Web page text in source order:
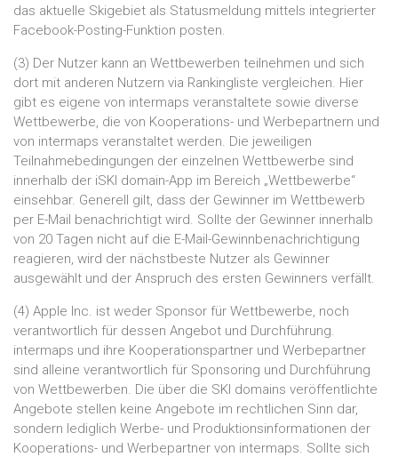
das aktuelle Skigebiet als Statusmeldung mittels integrierter
Facebook-Posting-Funktion posten.
(3) Der Nutzer kann an Wettbewerben teilnehmen und sich
dort mit anderen Nutzern via Rankingliste vergleichen. Hier
gibt es eigene von intermaps veranstaltete sowie diverse
Wettbewerbe, die von Kooperations- und Werbepartnern und
von intermaps veranstaltet werden. Die jeweiligen
Teilnahmebedingungen der einzelnen Wettbewerbe sind
innerhalb der iSKI domain-App im Bereich „Wettbewerbe“
einsehbar. Generell gilt, dass der Gewinner im Wettbewerb
per E-Mail benachrichtigt wird. Sollte der Gewinner innerhalb
von 20 Tagen nicht auf die E-Mail-Gewinnbenachrichtigung
reagieren, wird der nächstbeste Nutzer als Gewinner
ausgewählt und der Anspruch des ersten Gewinners verfällt.
(4) Apple Inc. ist weder Sponsor für Wettbewerbe, noch
verantwortlich für dessen Angebot und Durchführung.
intermaps und ihre Kooperationspartner und Werbepartner
sind alleine verantwortlich für Sponsoring und Durchführung
von Wettbewerben. Die über die SKI domains veröffentlichte
Angebote stellen keine Angebote im rechtlichen Sinn dar,
sondern lediglich Werbe- und Produktionsinformationen der
Kooperations- und Werbepartner von intermaps. Sollte sich